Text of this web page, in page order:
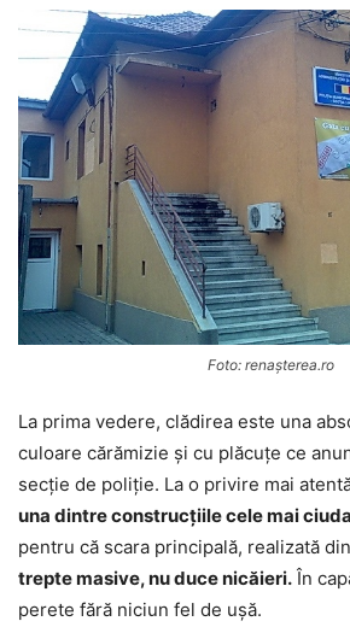
Foto: renașterea.ro
La prima vedere, clădirea este una
culoare cărămizie și cu plăcuțe ce
secție de poliție. La o privire mai
una dintre construcțiile cele mai
pentru că scara principală, realizată
trepte masive, nu duce nicăieri. În
perete fără niciun fel de ușă.